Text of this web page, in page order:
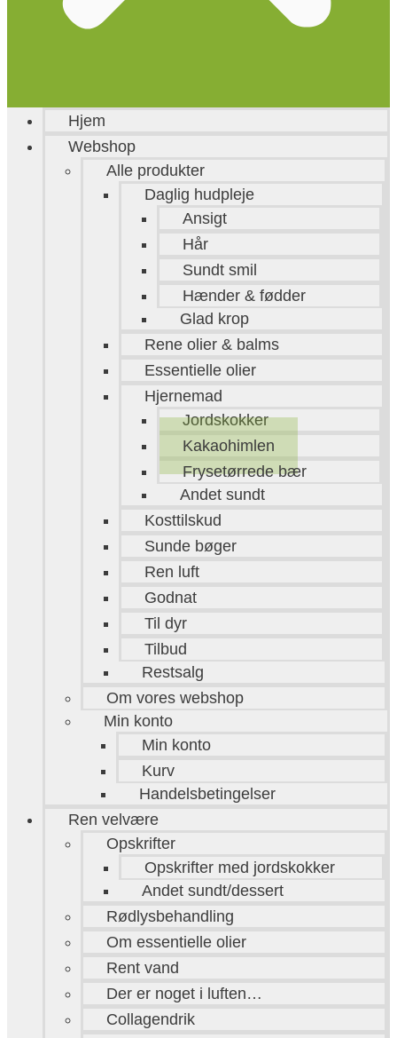
Hjem
Webshop
Alle produkter
Daglig hudpleje
Ansigt
Hår
Sundt smil
Hænder & fødder
Glad krop
Rene olier & balms
Essentielle olier
Hjernemad
Jordskokker
Kakaohimlen
Frysetørrede bær
Andet sundt
Kosttilskud
Sunde bøger
Ren luft
Godnat
Til dyr
Tilbud
Restsalg
Om vores webshop
Min konto
Min konto
Kurv
Handelsbetingelser
Ren velvære
Opskrifter
Opskrifter med jordskokker
Andet sundt/dessert
Rødlysbehandling
Om essentielle olier
Rent vand
Der er noget i luften…
Collagendrik